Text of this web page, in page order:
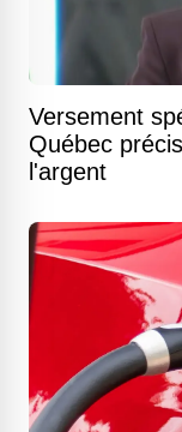
Versement
Québec
l'argent